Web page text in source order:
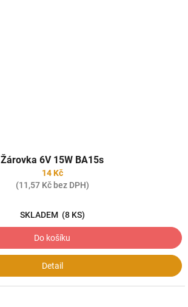
Žárovka 6V 15W BA15s
14 Kč
(11,57 Kč bez DPH)
SKLADEM (8 KS)
Do košíku
Detail